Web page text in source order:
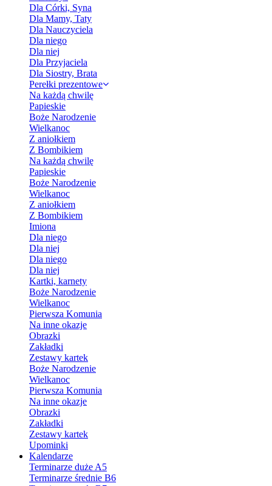
Dla Córki, Syna
Dla Mamy, Taty
Dla Nauczyciela
Dla niego
Dla niej
Dla Przyjaciela
Dla Siostry, Brata
Perełki prezentowe
Na każdą chwilę
Papieskie
Boże Narodzenie
Wielkanoc
Z aniołkiem
Z Bombikiem
Na każdą chwilę
Papieskie
Boże Narodzenie
Wielkanoc
Z aniołkiem
Z Bombikiem
Imiona
Dla niego
Dla niej
Dla niego
Dla niej
Kartki, karnety
Boże Narodzenie
Wielkanoc
Pierwsza Komunia
Na inne okazje
Obrazki
Zakładki
Zestawy kartek
Boże Narodzenie
Wielkanoc
Pierwsza Komunia
Na inne okazje
Obrazki
Zakładki
Zestawy kartek
Upominki
Kalendarze
Terminarze duże A5
Terminarze średnie B6